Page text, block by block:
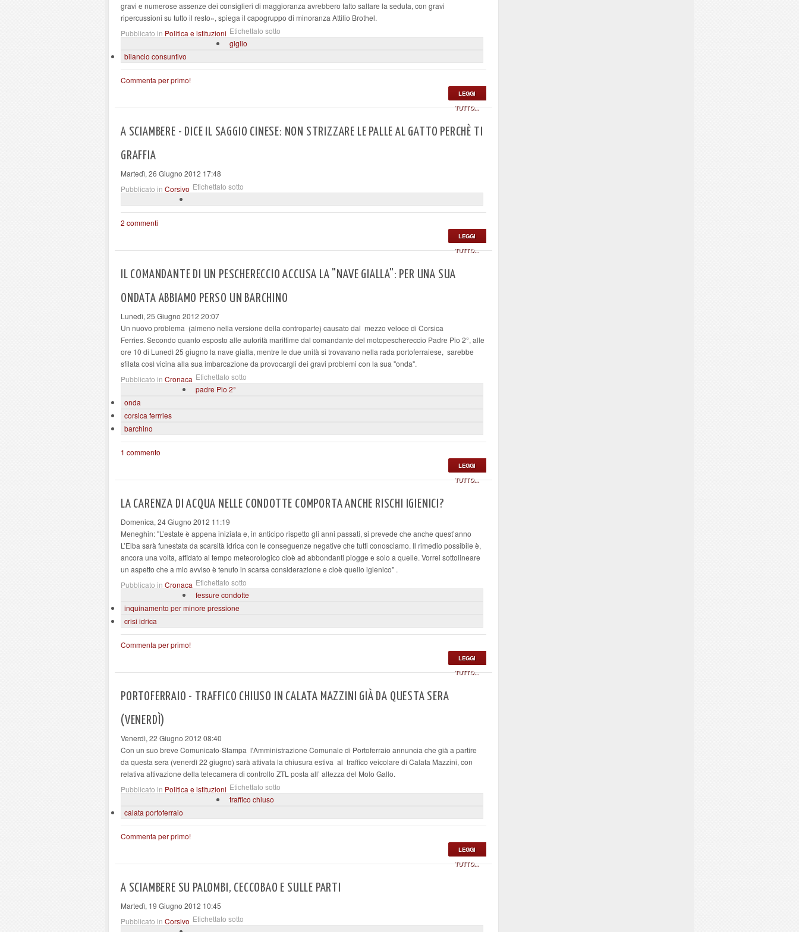
gravi e numerose assenze dei consiglieri di maggioranza avrebbero fatto saltare la seduta, con gravi
ripercussioni su tutto il resto», spiega il capogruppo di minoranza Attilio Brothel.
Pubblicato in Politica e istituzioni Etichettato sotto
giglio
bilancio consuntivo
Commenta per primo!
LEGGI
TUTTO...
A SCIAMBERE - DICE IL SAGGIO CINESE: NON STRIZZARE LE PALLE AL GATTO PERCHÈ TI
GRAFFIA
Martedì, 26 Giugno 2012 17:48
Pubblicato in Corsivo Etichettato sotto
2 commenti
LEGGI
TUTTO...
IL COMANDANTE DI UN PESCHERECCIO ACCUSA LA "NAVE GIALLA": PER UNA SUA
ONDATA ABBIAMO PERSO UN BARCHINO
Lunedì, 25 Giugno 2012 20:07
Un nuovo problema (almeno nella versione della controparte) causato dal mezzo veloce di Corsica
Ferries. Secondo quanto esposto alle autorità marittime dal comandante del motopeschereccio Padre Pio 2°, alle
ore 10 di Lunedì 25 giugno la nave gialla, mentre le due unità si trovavano nella rada portoferraiese, sarebbe
sfilata così vicina alla sua imbarcazione da provocargli dei gravi problemi con la sua "onda".
Pubblicato in Cronaca Etichettato sotto
padre Pio 2°
onda
corsica ferrries
barchino
1 commento
LEGGI
TUTTO...
LA CARENZA DI ACQUA NELLE CONDOTTE COMPORTA ANCHE RISCHI IGIENICI?
Domenica, 24 Giugno 2012 11:19
Meneghin: "L’estate è appena iniziata e, in anticipo rispetto gli anni passati, si prevede che anche quest’anno
L’Elba sarà funestata da scarsità idrica con le conseguenze negative che tutti conosciamo. Il rimedio possibile è,
ancora una volta, affidato al tempo meteorologico cioè ad abbondanti piogge e solo a quelle. Vorrei sottolineare
un aspetto che a mio avviso è tenuto in scarsa considerazione e cioè quello igienico" .
Pubblicato in Cronaca Etichettato sotto
fessure condotte
inquinamento per minore pressione
crisi idrica
Commenta per primo!
LEGGI
TUTTO...
PORTOFERRAIO - TRAFFICO CHIUSO IN CALATA MAZZINI GIÀ DA QUESTA SERA
(VENERDÌ)
Venerdì, 22 Giugno 2012 08:40
Con un suo breve Comunicato-Stampa l'Amministrazione Comunale di Portoferraio annuncia che già a partire
da questa sera (venerdì 22 giugno) sarà attivata la chiusura estiva al traffico veicolare di Calata Mazzini, con
relativa attivazione della telecamera di controllo ZTL posta all’ altezza del Molo Gallo.
Pubblicato in Politica e istituzioni Etichettato sotto
traffico chiuso
calata portoferraio
Commenta per primo!
LEGGI
TUTTO...
A SCIAMBERE SU PALOMBI, CECCOBAO E SULLE PARTI
Martedì, 19 Giugno 2012 10:45
Pubblicato in Corsivo Etichettato sotto